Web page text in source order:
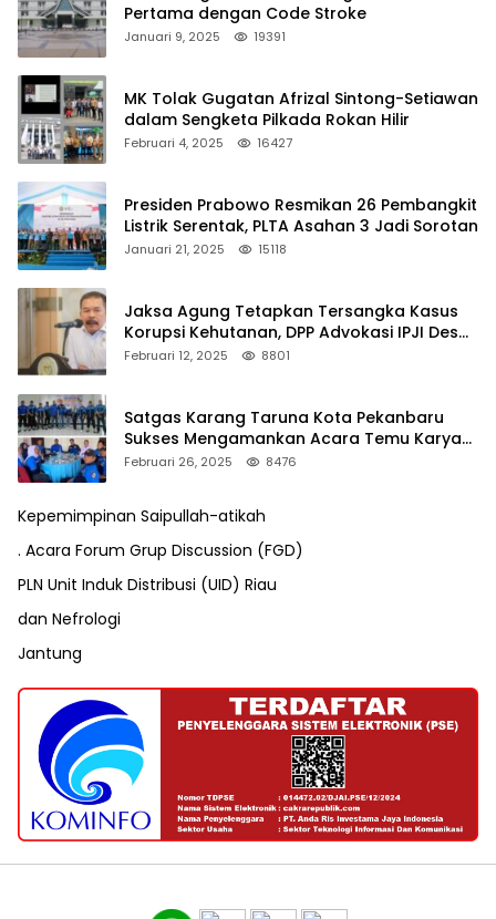
Pertama dengan Code Stroke
Januari 9, 2025 19391
MK Tolak Gugatan Afrizal Sintong-Setiawan
dalam Sengketa Pilkada Rokan Hilir
Februari 4, 2025 16427
Presiden Prabowo Resmikan 26 Pembangkit
Listrik Serentak, PLTA Asahan 3 Jadi Sorotan
Januari 21, 2025 15118
Jaksa Agung Tetapkan Tersangka Kasus
Korupsi Kehutanan, DPP Advokasi IPJI Desak
Pengusutan Pajak RAPP
Februari 12, 2025 8801
Satgas Karang Taruna Kota Pekanbaru
Sukses Mengamankan Acara Temu Karya
VII Karang Taruna Pekanbaru
Februari 26, 2025 8476
Kepemimpinan Saipullah-atikah
. Acara Forum Grup Discussion (FGD)
PLN Unit Induk Distribusi (UID) Riau
dan Nefrologi
Jantung